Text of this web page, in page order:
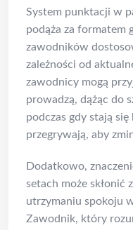
System punktacji w
podąża za formatem
zawodników
zależności od
zawodnicy mogą
prowadzą, dążąc do
podczas gdy stają
przegrywają, aby
Dodatkowo,
setach może skłonić
utrzymaniu spokoju
Zawodnik, który